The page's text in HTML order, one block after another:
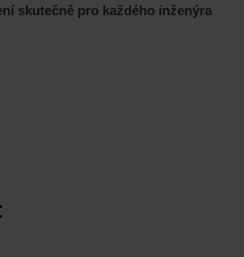
skutečně pro každého inženýra